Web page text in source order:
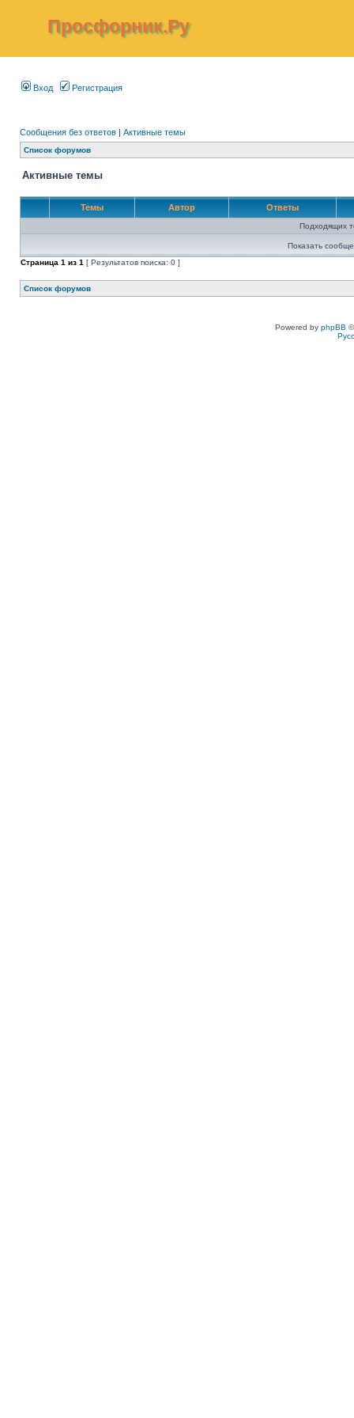
Просфорник.Ру
Вход Регистрация
Сообщения без ответов | Активные темы
Список форумов
Активные темы
Темы Автор Ответы
Подходящих
Показать
Страница 1 из 1 [ Результатов поиска: 0 ]
Список форумов
Powered by phpBB